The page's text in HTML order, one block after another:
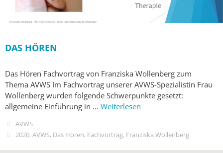
DAS HÖREN
Das Hören Fachvortrag von Franziska Wollenberg zum
Thema AVWS Im Fachvortrag unserer AVWS-Spezialistin Frau
Wollenberg wurden folgende Schwerpunkte gesetzt:
allgemeine Einführung in … Weiterlesen
AVWS
2020, AVWS, Das Hören, Fachvortrag, Franziska Wollenberg